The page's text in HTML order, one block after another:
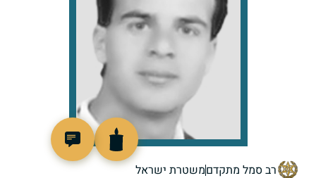
רב סמל מתקדםמשטרת ישראל